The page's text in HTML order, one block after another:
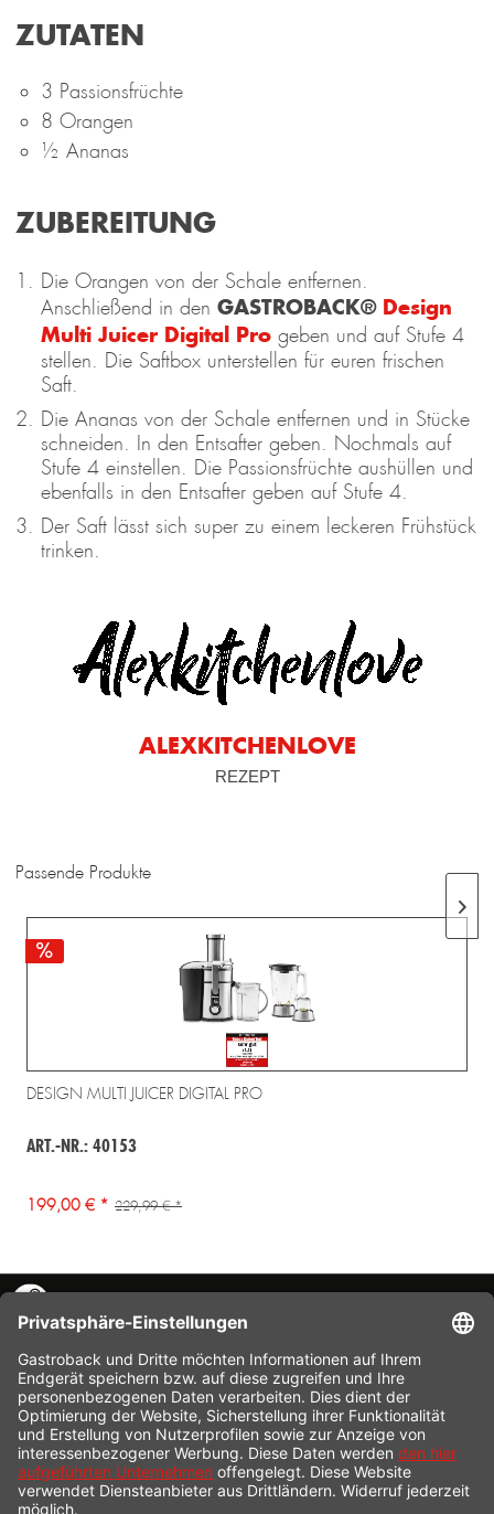
ZUTATEN
3 Passionsfrüchte
8 Orangen
½ Ananas
ZUBEREITUNG
Die Orangen von der Schale entfernen.
Anschließend in denGASTROBACK® Design
Multi Juicer Digital Pro geben und auf Stufe 4
stellen. Die Saftbox unterstellen für euren frischen
Saft.
Die Ananas von der Schale entfernen und in Stücke
schneiden. In den Entsafter geben. Nochmals auf
Stufe 4 einstellen. Die Passionsfrüchte aushüllen und
ebenfalls in den Entsafter geben auf Stufe 4.
Der Saft lässt sich super zu einem leckeren Frühstück
trinken.
ALEXKITCHENLOVE
REZEPT
Passende Produkte
DESIGN MULTI JUICER DIGITAL PRO
ART.-NR.: 40153
199,00 € * 229,99 € *
SERVICE HOTLINE
INFORMATION
SHOP SERVICE